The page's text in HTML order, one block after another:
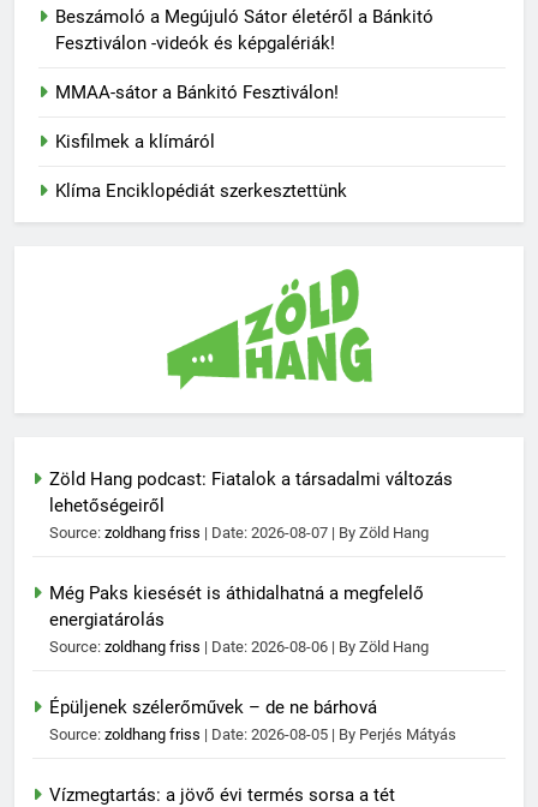
Beszámoló a Megújuló Sátor életéről a Bánkitó
Fesztiválon -videók és képgalériák!
MMAA-sátor a Bánkitó Fesztiválon!
Kisfilmek a klímáról
Klíma Enciklopédiát szerkesztettünk
Zöld Hang podcast: Fiatalok a társadalmi változás
lehetőségeiről
Source: zoldhang friss Date: 2026-08-07 By Zöld Hang
Még Paks kiesését is áthidalhatná a megfelelő
energiatárolás
Source: zoldhang friss Date: 2026-08-06 By Zöld Hang
Épüljenek szélerőművek – de ne bárhová
Source: zoldhang friss Date: 2026-08-05 By Perjés Mátyás
Vízmegtartás: a jövő évi termés sorsa a tét